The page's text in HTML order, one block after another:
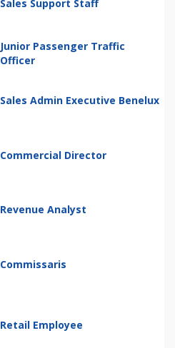
Sales Support Staff
Junior Passenger Traffic
Officer
Sales Admin Executive Benelux
Commercial Director
Revenue Analyst
Commissaris
Retail Employee